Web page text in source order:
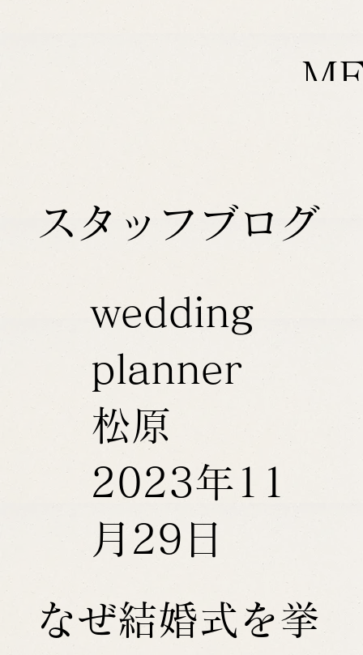
スタッフブログ
なぜ結婚式を挙
wedding
planner
松原
2023年11
月29日